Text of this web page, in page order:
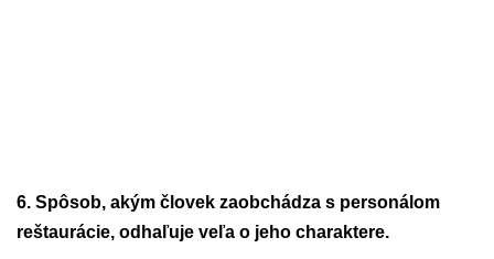
6. Spôsob, akým človek zaobchádza s personálom
reštaurácie, odhaľuje veľa o jeho charaktere.